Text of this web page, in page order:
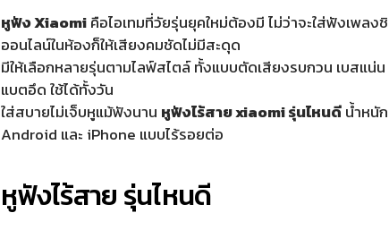
หูฟัง Xiaomiคือไอเทมที่วัยรุ่นยุคใหม่ต้องมี ไม่ว่าจะใส่ฟังเพลง
ออนไลน์ในห้องก็ให้เสียงคมชัดไม่มีสะดุด
มีให้เลือกหลายรุ่นตามไลฟ์สไตล์ ทั้งแบบตัดเสียงรบกวน เบสแน่
แบตอึด ใช้ได้ทั้งวัน
ใส่สบายไม่เจ็บหูแม้ฟังนาน หูฟังไร้สาย xiaomi รุ่นไหนดีน้ำหนั
Android และ iPhone แบบไร้รอยต่อ
หูฟังไร้สาย​ รุ่นไหนดี